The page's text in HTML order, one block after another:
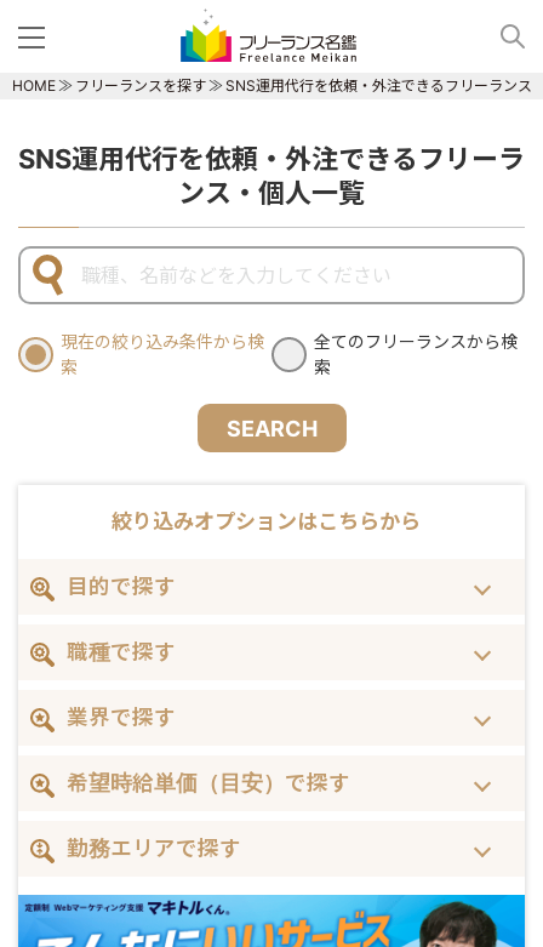
HOME フリーランスを探す SNS運用代行を依頼・外注できるフリーランス
SNS運用代行を依頼・外注できるフリーラ
ンス・個人一覧
現在の絞り込み条件から検
索
全てのフリーランスから検
索
SEARCH
絞り込みオプションはこちらから
目的で探す
職種で探す
業界で探す
希望時給単価（目安）で探す
勤務エリアで探す